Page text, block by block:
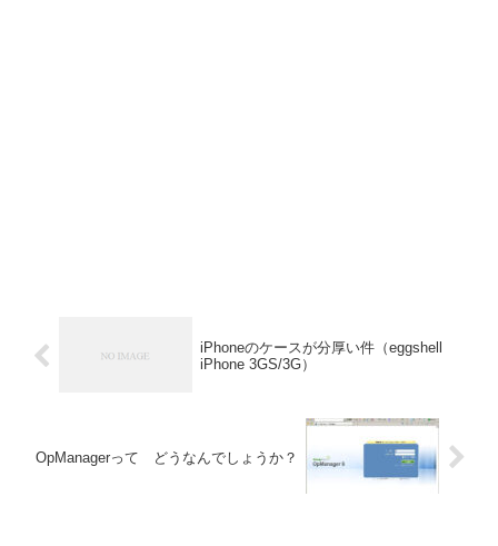
iPhoneのケースが分厚い件（eggshell
iPhone 3GS/3G）
OpManagerって どうなんでしょうか？